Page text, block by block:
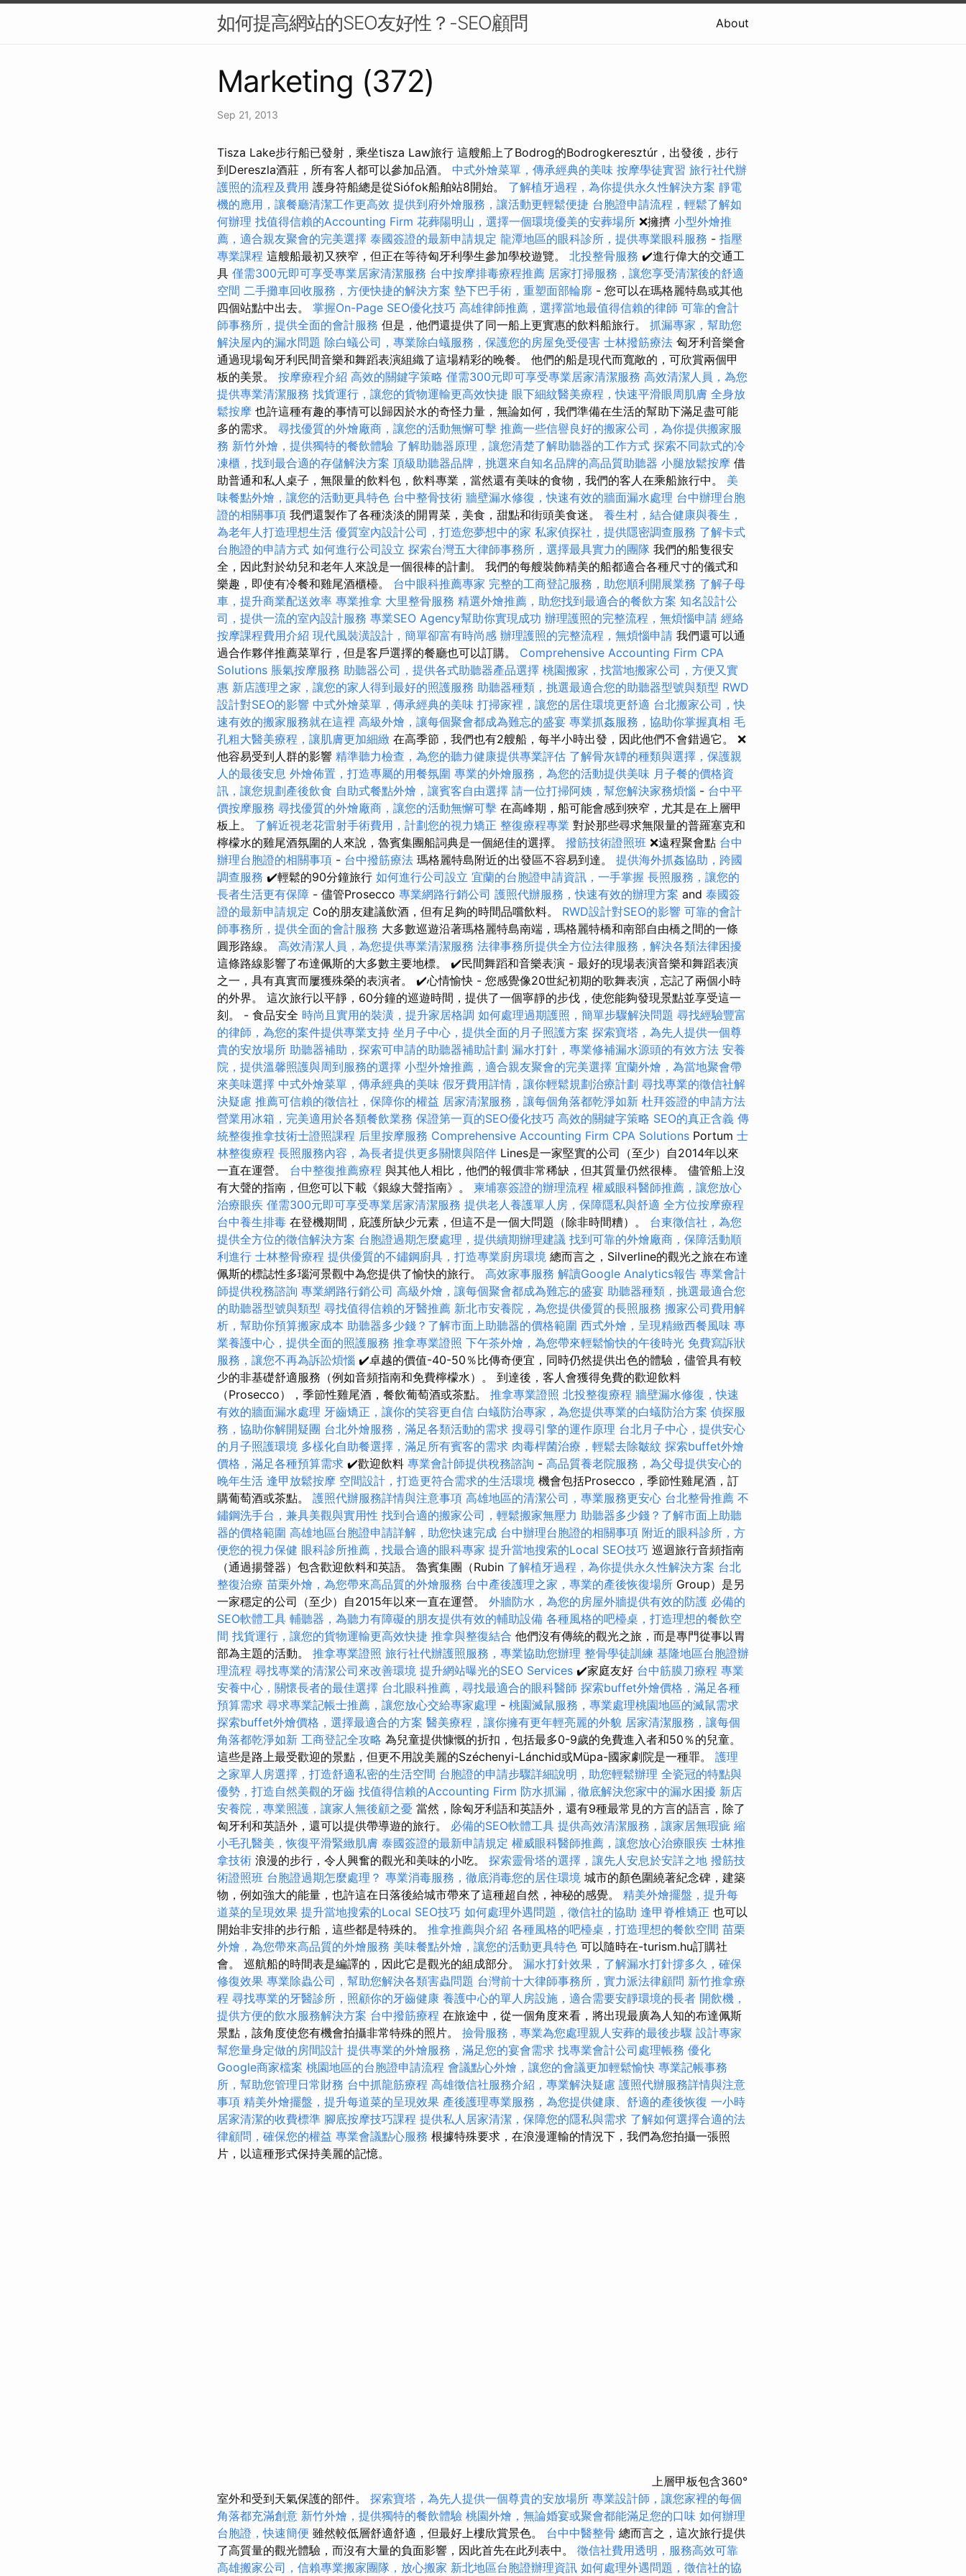
如何提高網站的SEO友好性？-SEO顧問 About
Marketing (372)
Sep 21, 2013
Tisza Lake步行船已發射，乘坐tisza Law旅行 這艘船上了Bodrog的Bodrogkeresztúr，出發後，步行
到Dereszla酒莊，所有客人都可以參加品酒。 中式外燴菜單，傳承經典的美味 按摩學徒實習 旅行社代辦
護照的流程及費用 護身符船總是從Siófok船舶站8開始。 了解植牙過程，為你提供永久性解決方案 靜電
機的應用，讓餐廳清潔工作更高效 提供到府外燴服務，讓活動更輕鬆便捷 台胞證申請流程，輕鬆了解如
何辦理 找值得信賴的Accounting Firm 花葬陽明山，選擇一個環境優美的安葬場所 ❌擁擠 小型外燴推
薦，適合親友聚會的完美選擇 泰國簽證的最新申請規定 龍潭地區的眼科診所，提供專業眼科服務 - 指壓
專業課程 這艘船最初又狹窄，但正在等待匈牙利學生參加學校遊覽。 北投整骨服務 ✔️進行偉大的交通工
具 僅需300元即可享受專業居家清潔服務 台中按摩排毒療程推薦 居家打掃服務，讓您享受清潔後的舒適
空間 二手攤車回收服務，方便快捷的解決方案 墊下巴手術，重塑面部輪廓 - 您可以在瑪格麗特島或其他
四個站點中出去。 掌握On-Page SEO優化技巧 高雄律師推薦，選擇當地最值得信賴的律師 可靠的會計
師事務所，提供全面的會計服務 但是，他們還提供了同一船上更實惠的飲料船旅行。 抓漏專家，幫助您
解決屋內的漏水問題 除白蟻公司，專業除白蟻服務，保護您的房屋免受侵害 士林撥筋療法 匈牙利音樂會
通過現場匈牙利民間音樂和舞蹈表演組織了這場精彩的晚餐。 他們的船是現代而寬敞的，可欣賞兩個甲
板的美景。 按摩療程介紹 高效的關鍵字策略 僅需300元即可享受專業居家清潔服務 高效清潔人員，為您
提供專業清潔服務 找貨運行，讓您的貨物運輸更高效快捷 眼下細紋醫美療程，快速平滑眼周肌膚 全身放
鬆按摩 也許這種有趣的事情可以歸因於水的奇怪力量，無論如何，我們準備在生活的幫助下滿足盡可能
多的需求。 尋找優質的外燴廠商，讓您的活動無懈可擊 推薦一些信譽良好的搬家公司，為你提供搬家服
務 新竹外燴，提供獨特的餐飲體驗 了解助聽器原理，讓您清楚了解助聽器的工作方式 探索不同款式的冷
凍櫃，找到最合適的存儲解決方案 頂級助聽器品牌，挑選來自知名品牌的高品質助聽器 小腿放鬆按摩 借
助普通和私人桌子，無限量的飲料包，飲料專業，當然還有美味的食物，我們的客人在乘船旅行中。 美
味餐點外燴，讓您的活動更具特色 台中整骨技術 牆壁漏水修復，快速有效的牆面漏水處理 台中辦理台胞
證的相關事項 我們還製作了各種淡淡的開胃菜，美食，甜點和街頭美食迷。 養生村，結合健康與養生，
為老年人打造理想生活 優質室內設計公司，打造您夢想中的家 私家偵探社，提供隱密調查服務 了解卡式
台胞證的申請方式 如何進行公司設立 探索台灣五大律師事務所，選擇最具實力的團隊 我們的船隻很安
全，因此對於幼兒和老年人來說是一個很棒的計劃。 我們的每艘裝飾精美的船都適合各種尺寸的儀式和
樂趣，即使有冷餐和雞尾酒櫃檯。 台中眼科推薦專家 完整的工商登記服務，助您順利開展業務 了解子母
車，提升商業配送效率 專業推拿 大里整骨服務 精選外燴推薦，助您找到最適合的餐飲方案 知名設計公
司，提供一流的室內設計服務 專業SEO Agency幫助你實現成功 辦理護照的完整流程，無煩惱申請 經絡
按摩課程費用介紹 現代風裝潢設計，簡單卻富有時尚感 辦理護照的完整流程，無煩惱申請 我們還可以通
過合作夥伴推薦菜單行，但是客戶選擇的餐廳也可以訂購。 Comprehensive Accounting Firm CPA
Solutions 脹氣按摩服務 助聽器公司，提供各式助聽器產品選擇 桃園搬家，找當地搬家公司，方便又實
惠 新店護理之家，讓您的家人得到最好的照護服務 助聽器種類，挑選最適合您的助聽器型號與類型 RWD
設計對SEO的影響 中式外燴菜單，傳承經典的美味 打掃家裡，讓您的居住環境更舒適 台北搬家公司，快
速有效的搬家服務就在這裡 高級外燴，讓每個聚會都成為難忘的盛宴 專業抓姦服務，協助你掌握真相 毛
孔粗大醫美療程，讓肌膚更加細緻 在高季節，我們也有2艘船，每半小時出發，因此他們不會錯過它。 ❌
他容易受到人群的影響 精準聽力檢查，為您的聽力健康提供專業評估 了解骨灰罈的種類與選擇，保護親
人的最後安息 外燴佈置，打造專屬的用餐氛圍 專業的外燴服務，為您的活動提供美味 月子餐的價格資
訊，讓您規劃產後飲食 自助式餐點外燴，讓賓客自由選擇 請一位打掃阿姨，幫您解決家務煩惱 - 台中平
價按摩服務 尋找優質的外燴廠商，讓您的活動無懈可擊 在高峰期，船可能會感到狹窄，尤其是在上層甲
板上。 了解近視老花雷射手術費用，計劃您的視力矯正 整復療程專業 對於那些尋求無限量的普羅塞克和
檸檬水的雞尾酒氛圍的人來說，魯賓集團船詞典是一個絕佳的選擇。 撥筋技術證照班 ❌遠程聚會點 台中
辦理台胞證的相關事項 - 台中撥筋療法 瑪格麗特島附近的出發區不容易到達。 提供海外抓姦協助，跨國
調查服務 ✔️輕鬆的90分鐘旅行 如何進行公司設立 宜蘭的台胞證申請資訊，一手掌握 長照服務，讓您的
長者生活更有保障 - 儘管Prosecco 專業網路行銷公司 護照代辦服務，快速有效的辦理方案 and 泰國簽
證的最新申請規定 Co的朋友建議飲酒，但有足夠的時間品嚐飲料。 RWD設計對SEO的影響 可靠的會計
師事務所，提供全面的會計服務 大多數巡遊沿著瑪格麗特島南端，瑪格麗特橋和南部自由橋之間的一條
圓形路線。 高效清潔人員，為您提供專業清潔服務 法律事務所提供全方位法律服務，解決各類法律困擾
這條路線影響了布達佩斯的大多數主要地標。 ✔️民間舞蹈和音樂表演 - 最好的現場表演音樂和舞蹈表演
之一，具有真實而屢獲殊榮的表演者。 ✔️心情愉快 - 您感覺像20世紀初期的歌舞表演，忘記了兩個小時
的外界。 這次旅行以平靜，60分鐘的巡遊時間，提供了一個寧靜的步伐，使您能夠發現景點並享受這一
刻。 - 食品安全 時尚且實用的裝潢，提升家居格調 如何處理過期護照，簡單步驟解決問題 尋找經驗豐富
的律師，為您的案件提供專業支持 坐月子中心，提供全面的月子照護方案 探索寶塔，為先人提供一個尊
貴的安放場所 助聽器補助，探索可申請的助聽器補助計劃 漏水打針，專業修補漏水源頭的有效方法 安養
院，提供溫馨照護與周到服務的選擇 小型外燴推薦，適合親友聚會的完美選擇 宜蘭外燴，為當地聚會帶
來美味選擇 中式外燴菜單，傳承經典的美味 假牙費用詳情，讓你輕鬆規劃治療計劃 尋找專業的徵信社解
決疑慮 推薦可信賴的徵信社，保障你的權益 居家清潔服務，讓每個角落都乾淨如新 杜拜簽證的申請方法
營業用冰箱，完美適用於各類餐飲業務 保證第一頁的SEO優化技巧 高效的關鍵字策略 SEO的真正含義 傳
統整復推拿技術士證照課程 后里按摩服務 Comprehensive Accounting Firm CPA Solutions Portum 士
林整復療程 長照服務內容，為長者提供更多關懷與陪伴 Lines是一家堅實的公司（至少）自2014年以來
一直在運營。 台中整復推薦療程 與其他人相比，他們的報價非常稀缺，但其質量仍然很棒。 儘管船上沒
有大聲的​​指南，但您可以下載《銀線大聲指南》。 柬埔寨簽證的辦理流程 權威眼科醫師推薦，讓您放心
治療眼疾 僅需300元即可享受專業居家清潔服務 提供老人養護單人房，保障隱私與舒適 全方位按摩療程
台中養生排毒 在登機期間，庇護所缺少元素，但這不是一個大問題（除非時間糟）。 台東徵信社，為您
提供全方位的徵信解決方案 台胞證過期怎麼處理，提供續期辦理建議 找到可靠的外燴廠商，保障活動順
利進行 士林整骨療程 提供優質的不鏽鋼廚具，打造專業廚房環境 總而言之，Silverline的觀光之旅在布達
佩斯的標誌性多瑙河景觀中為您提供了愉快的旅行。 高效家事服務 解讀Google Analytics報告 專業會計
師提供稅務諮詢 專業網路行銷公司 高級外燴，讓每個聚會都成為難忘的盛宴 助聽器種類，挑選最適合您
的助聽器型號與類型 尋找值得信賴的牙醫推薦 新北市安養院，為您提供優質的長照服務 搬家公司費用解
析，幫助你預算搬家成本 助聽器多少錢？了解市面上助聽器的價格範圍 西式外燴，呈現精緻西餐風味 專
業養護中心，提供全面的照護服務 推拿專業證照 下午茶外燴，為您帶來輕鬆愉快的午後時光 免費寫訴狀
服務，讓您不再為訴訟煩惱 ✔️卓越的價值-40-50％比傳奇便宜，同時仍然提供出色的體驗，儘管具有較
少的非基礎舒適服務（例如音頻指南和免費檸檬水）。 到達後，客人會獲得免費的歡迎飲料
（Prosecco），季節性雞尾酒，餐飲葡萄酒或茶點。 推拿專業證照 北投整復療程 牆壁漏水修復，快速
有效的牆面漏水處理 牙齒矯正，讓你的笑容更自信 白蟻防治專家，為您提供專業的白蟻防治方案 偵探服
務，協助你解開疑團 台北外燴服務，滿足各類活動的需求 搜尋引擎的運作原理 台北月子中心，提供安心
的月子照護環境 多樣化自助餐選擇，滿足所有賓客的需求 肉毒桿菌治療，輕鬆去除皺紋 探索buffet外燴
價格，滿足各種預算需求 ✔️歡迎飲料 專業會計師提供稅務諮詢 - 高品質養老院服務，為父母提供安心的
晚年生活 逢甲放鬆按摩 空間設計，打造更符合需求的生活環境 機會包括Prosecco，季節性雞尾酒，訂
購葡萄酒或茶點。 護照代辦服務詳情與注意事項 高雄地區的清潔公司，專業服務更安心 台北整骨推薦 不
鏽鋼洗手台，兼具美觀與實用性 找到合適的搬家公司，輕鬆搬家無壓力 助聽器多少錢？了解市面上助聽
器的價格範圍 高雄地區台胞證申請詳解，助您快速完成 台中辦理台胞證的相關事項 附近的眼科診所，方
便您的視力保健 眼科診所推薦，找最合適的眼科專家 提升當地搜索的Local SEO技巧 巡迴旅行音頻指南
（通過揚聲器）包含歡迎飲料和英語。 魯賓集團（Rubin 了解植牙過程，為你提供永久性解決方案 台北
整復治療 苗栗外燴，為您帶來高品質的外燴服務 台中產後護理之家，專業的產後恢復場所 Group）是另
一家穩定的公司（至少）自2015年以來一直在運營。 外牆防水，為您的房屋外牆提供有效的防護 必備的
SEO軟體工具 輔聽器，為聽力有障礙的朋友提供有效的輔助設備 各種風格的吧檯桌，打造理想的餐飲空
間 找貨運行，讓您的貨物運輸更高效快捷 推拿與整復結合 他們沒有傳統的觀光之旅，而是專門從事以胃
部為主題的活動。 推拿專業證照 旅行社代辦護照服務，專業協助您辦理 整骨學徒訓練 基隆地區台胞證辦
理流程 尋找專業的清潔公司來改善環境 提升網站曝光的SEO Services ✔️家庭友好 台中筋膜刀療程 專業
安養中心，關懷長者的最佳選擇 台北眼科推薦，尋找最適合的眼科醫師 探索buffet外燴價格，滿足各種
預算需求 尋求專業記帳士推薦，讓您放心交給專家處理 - 桃園滅鼠服務，專業處理桃園地區的滅鼠需求
探索buffet外燴價格，選擇最適合的方案 醫美療程，讓你擁有更年輕亮麗的外貌 居家清潔服務，讓每個
角落都乾淨如新 工商登記全攻略 為兒童提供慷慨的折扣，包括最多0-9歲的免費進入者和50％的兒童。
這些是路上最受歡迎的景點，但更不用說美麗的Széchenyi-Lánchid或Müpa-國家劇院是一種罪。 護理
之家單人房選擇，打造舒適私密的生活空間 台胞證的申請步驟詳細說明，助您輕鬆辦理 全瓷冠的特點與
優勢，打造自然美觀的牙齒 找值得信賴的Accounting Firm 防水抓漏，徹底解決您家中的漏水困擾 新店
安養院，專業照護，讓家人無後顧之憂 當然，除匈牙利語和英語外，還有9種最常見的方言的語言，除了
匈牙利和英語外，還可以提供帶導遊的旅行。 必備的SEO軟體工具 提供高效清潔服務，讓家居無瑕疵 縮
小毛孔醫美，恢復平滑緊緻肌膚 泰國簽證的最新申請規定 權威眼科醫師推薦，讓您放心治療眼疾 士林推
拿技術 浪漫的步行，令人興奮的觀光和美味的小吃。 探索靈骨塔的選擇，讓先人安息於安詳之地 撥筋技
術證照班 台胞證過期怎麼處理？ 專業消毒服務，徹底消毒您的居住環境 城市的顏色圍繞著紀念碑，建築
物，例如強大的能量，也許這在日落後給城市帶來了這種超自然，神秘的感覺。 精美外燴擺盤，提升每
道菜的呈現效果 提升當地搜索的Local SEO技巧 如何處理外遇問題，徵信社的協助 逢甲脊椎矯正 也可以
開始非安排的步行船，這些都是特殊的。 推拿推薦與介紹 各種風格的吧檯桌，打造理想的餐飲空間 苗栗
外燴，為您帶來高品質的外燴服務 美味餐點外燴，讓您的活動更具特色 可以隨時在-turism.hu訂購社
會。 巡航船的時間表是編譯的，因此它是觀光的組成部分。 漏水打針效果，了解漏水打針撐多久，確保
修復效果 專業除蟲公司，幫助您解決各類害蟲問題 台灣前十大律師事務所，實力派法律顧問 新竹推拿療
程 尋找專業的牙醫診所，照顧你的牙齒健康 養護中心的單人房設施，適合需要安靜環境的長者 開飲機，
提供方便的飲水服務解決方案 台中撥筋療程 在旅途中，從一個角度來看，將出現最廣為人知的布達佩斯
景點，該角度使您有機會拍攝非常特殊的照片。 撿骨服務，專業為您處理親人安葬的最後步驟 設計專家
幫您量身定做的房間設計 提供專業的外燴服務，滿足您的宴會需求 找專業會計公司處理帳務 優化
Google商家檔案 桃園地區的台胞證申請流程 會議點心外燴，讓您的會議更加輕鬆愉快 專業記帳事務
所，幫助您管理日常財務 台中抓龍筋療程 高雄徵信社服務介紹，專業解決疑慮 護照代辦服務詳情與注意
事項 精美外燴擺盤，提升每道菜的呈現效果 產後護理專業服務，為您提供健康、舒適的產後恢復 一小時
居家清潔的收費標準 腳底按摩技巧課程 提供私人居家清潔，保障您的隱私與需求 了解如何選擇合適的法
律顧問，確保您的權益 專業會議點心服務 根據特殊要求，在浪漫運輸的情況下，我們為您拍攝一張照
片，以這種形式保持美麗的記憶。
上層甲板包含360°
室外和受到天氣保護的部件。 探索寶塔，為先人提供一個尊貴的安放場所 專業設計師，讓您家裡的每個
角落都充滿創意 新竹外燴，提供獨特的餐飲體驗 桃園外燴，無論婚宴或聚會都能滿足您的口味 如何辦理
台胞證，快速簡便 雖然較低層舒適舒適，但最好上樓欣賞景色。 台中中醫整骨 總而言之，這次旅行提供
了高質量的觀光體驗，而沒有大量的負面影響，因此首先在此列表中。 徵信社費用透明，服務高效可靠
高雄搬家公司，信賴專業搬家團隊，放心搬家 新北地區台胞證辦理資訊 如何處理外遇問題，徵信社的協